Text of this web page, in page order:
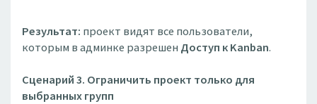
Результат: проект видят все пользователи,
которым в админке разрешен Доступ к Kanban.
Сценарий 3. Ограничить проект только для
выбранных групп